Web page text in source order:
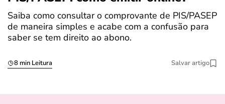
Saiba como consultar o comprovante de PIS/PASEP
de maneira simples e acabe com a confusão para
saber se tem direito ao abono.
8 min Leitura Salvar artigo